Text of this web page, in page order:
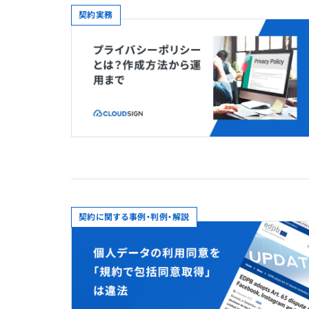
契約実務
契約に関する事例・判例・解説